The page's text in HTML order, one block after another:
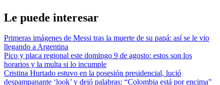
Le puede interesar
Primeras imágenes de Messi tras la muerte de su papá: así se le vio
llegando a Argentina
Pico y placa regional este domingo 9 de agosto: estos son los
horarios y la multa si lo incumple
Cristina Hurtado estuvo en la posesión presidencial, lució
despampanante ‘look’ y dejó palabras: “Colombia está por encima”